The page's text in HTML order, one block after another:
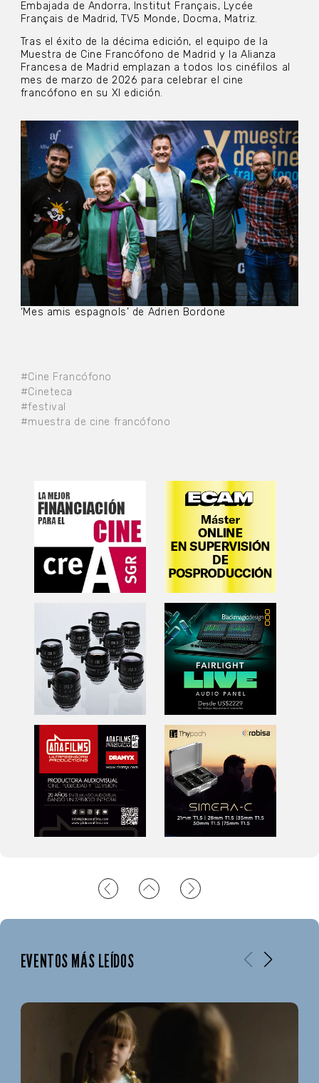
#Cine Francófono
#Cineteca
#festival
#muestra de cine francófono
Embajada de Andorra, Institut Français, Lycée
Français de Madrid, TV5 Monde, Docma, Matriz.
Tras el éxito de la décima edición, el equipo de la
Muestra de Cine Francófono de Madrid y la Alianza
Francesa de Madrid emplazan a todos los cinéfilos al
mes de marzo de 2026 para celebrar el cine
francófono en su XI edición.
‘Mes amis espagnols’ de Adrien Bordone
EVENTOS MÁS LEÍDOS